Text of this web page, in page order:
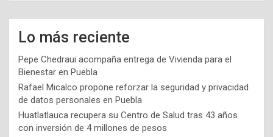
Lo más reciente
Pepe Chedraui acompaña entrega de Vivienda para el
Bienestar en Puebla
Rafael Micalco propone reforzar la seguridad y privacidad
de datos personales en Puebla
Huatlatlauca recupera su Centro de Salud tras 43 años
con inversión de 4 millones de pesos